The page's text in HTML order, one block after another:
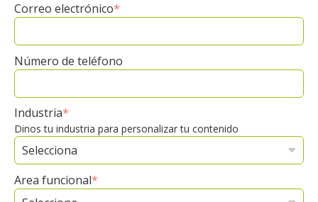
Correo electrónico*
Número de teléfono
Industria*
Dinos tu industria para personalizar tu contenido
Area funcional*